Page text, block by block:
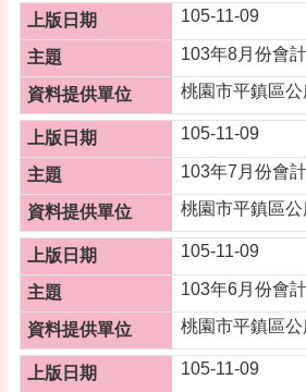
網
站
資
料
開
放
宣
告
網
站
安
全
政
策
105-11-09
103年8月份會
桃園市平鎮區公
105-11-09
103年7月份會
桃園市平鎮區公
105-11-09
103年6月份會
桃園市平鎮區公
105-11-09